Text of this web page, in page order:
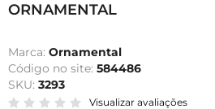
ORNAMENTAL
Marca: Ornamental
Código no site: 584486
SKU: 3293
Visualizar avaliações